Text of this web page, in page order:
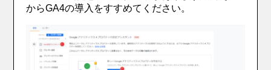
からGA4の導入をすすめてください。